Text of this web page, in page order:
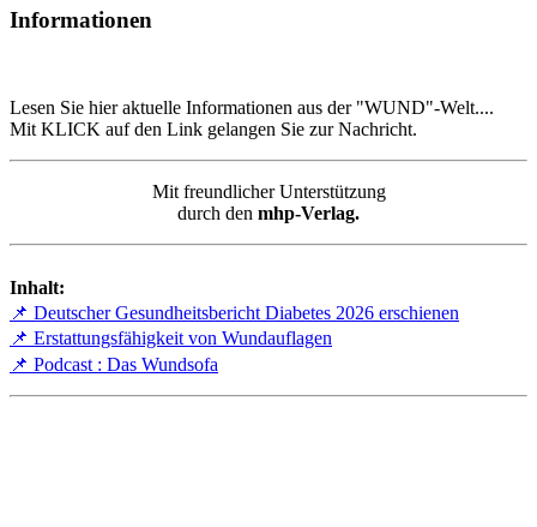
Informationen
Lesen Sie hier aktuelle Informationen aus der "WUND"-Welt....
Mit KLICK auf den Link gelangen Sie zur Nachricht.
Mit freundlicher Unterstützung
durch den mhp-Verlag.
Inhalt:
📌 Deutscher Gesundheitsbericht Diabetes 2026 erschienen
📌 Erstattungsfähigkeit von Wundauflagen
📌 Podcast : Das Wundsofa